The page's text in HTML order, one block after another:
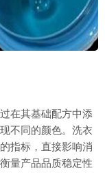
在其基础配方中添
不同的颜色。洗衣
指标，直接影响消
量产品品质稳定性